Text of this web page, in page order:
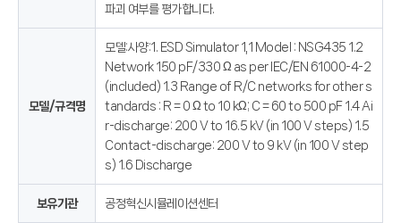
파괴 여부를 평가합니다.
모델/규격명
모델:사양:1. ESD Simulator 1,1 Model : NSG435 1.2
Network 150 pF/330 Ω as per IEC/EN 61000-4-2
(included) 1.3 Range of R/C networks for other s
tandards : R = 0 Ω to 10 kΩ; C = 60 to 500 pF 1.4 Ai
r-discharge: 200 V to 16.5 kV (in 100 V steps) 1.5
Contact-discharge: 200 V to 9 kV (in 100 V step
s) 1.6 Discharge
보유기관 공정혁신시뮬레이션센터